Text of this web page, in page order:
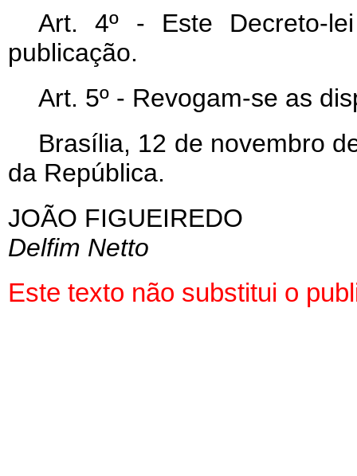
Art. 4º - Este Decreto-
publicação.
Art. 5º - Revogam-se as
Brasília, 12 de novembro
da República.
JOÃO FIGUEIREDO
Delfim Netto
Este texto não substitui o